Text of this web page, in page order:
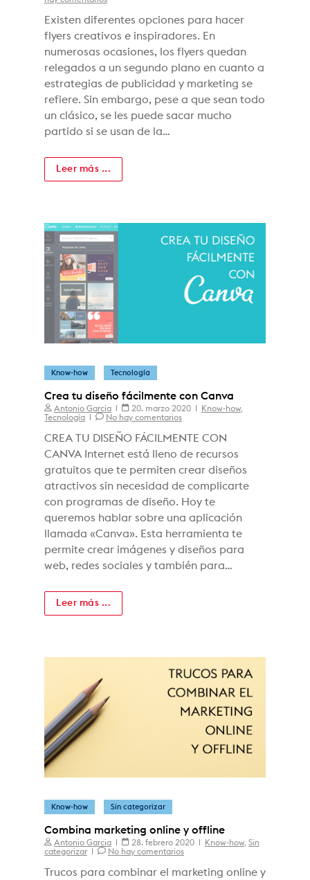
Existen diferentes opciones para hacer
flyers creativos e inspiradores. En
numerosas ocasiones, los flyers quedan
relegados a un segundo plano en cuanto a
estrategias de publicidad y marketing se
refiere. Sin embargo, pese a que sean todo
un clásico, se les puede sacar mucho
partido si se usan de la…
Leer más ...
Know-how Tecnología
Crea tu diseño fácilmente con Canva
Antonio Garcia 20. marzo 2020 Know-how,
Tecnología
No hay comentarios
CREA TU DISEÑO FÁCILMENTE CON
CANVA Internet está lleno de recursos
gratuitos que te permiten crear diseños
atractivos sin necesidad de complicarte
con programas de diseño. Hoy te
queremos hablar sobre una aplicación
llamada «Canva». Esta herramienta te
permite crear imágenes y diseños para
web, redes sociales y también para…
Leer más ...
Know-how Sin categorizar
Combina marketing online y offline
Antonio Garcia 28. febrero 2020 Know-how, Sin
categorizar
No hay comentarios
Trucos para combinar el marketing online y